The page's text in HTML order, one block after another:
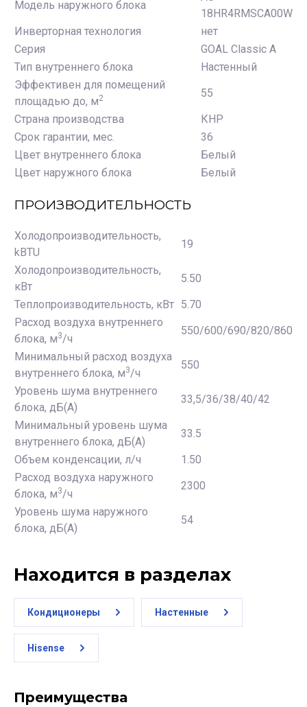
Модель наружного блока
18HR4RMSCA00W
Инверторная технология
нет
Серия
GOAL Classic A
Тип внутреннего блока
Настенный
Эффективен для помещений
площадью до, м2
55
Страна производства
КНР
Срок гарантии, мес.
36
Цвет внутреннего блока
Белый
Цвет наружного блока
Белый
ПРОИЗВОДИТЕЛЬНОСТЬ
Холодопроизводительность,
kBTU
19
Холодопроизводительность,
кВт
5.50
Теплопроизводительность, кВт 5.70
Расход воздуха внутреннего
блока, м3/ч
550/600/690/820/860
Минимальный расход воздуха
внутреннего блока, м3/ч
550
Уровень шума внутреннего
блока, дБ(А)
33,5/36/38/40/42
Минимальный уровень шума
внутреннего блока, дБ(А)
33.5
Объем конденсации, л/ч
1.50
Расход воздуха наружного
блока, м3/ч
2300
Уровень шума наружного
блока, дБ(А)
54
Находится в разделах
Кондиционеры Настенные
Hisense
Преимущества